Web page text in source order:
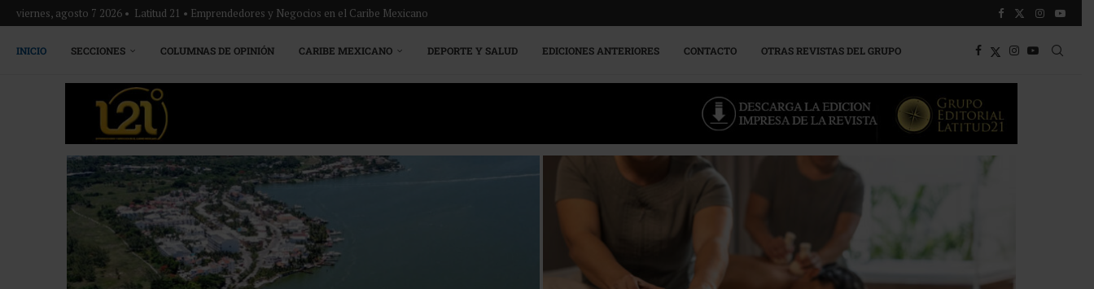
viernes, agosto 7 2026 • Latitud 21 • Emprendedores y Negocios en el Caribe Mexicano
INICIO SECCIONES COLUMNAS DE OPINIÓN CARIBE MEXICANO DEPORTE Y SALUD EDICIONES ANTERIORES CONTACTO OTRAS REVISTAS DEL GRUPO